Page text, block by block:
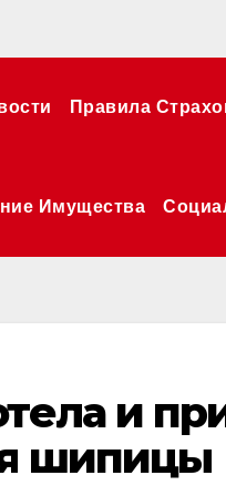
Правила
Имущества
и
шипицы